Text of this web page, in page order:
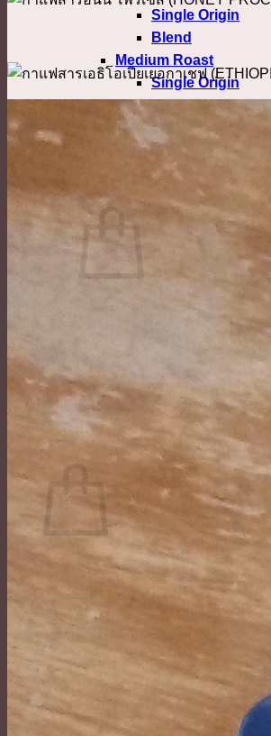
Single Origin
Blend
Medium Roast
Single Origin
Medium Dark Roast
Dark Roast
Confirm Payment
เข้าสู่ระบบ
No products in the cart.
ค้นหา:
ตะกร้าสินค้า
No products in the cart.
กลับสู่หน้าร้านค้า